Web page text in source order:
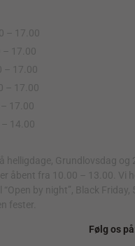
– 17.00
– 17.00
– 17.00
– 17.00
17.00
– 14.00
helligdage, Grundlovsdag og
åbent fra 10.00 – 13.00. Vi
by night”, Black Friday,
fester.
Følg os